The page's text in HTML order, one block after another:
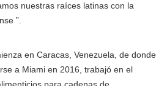
nuestras raíces latinas con la
”.
en Caracas, Venezuela, de donde
a Miami en 2016, trabajó en el